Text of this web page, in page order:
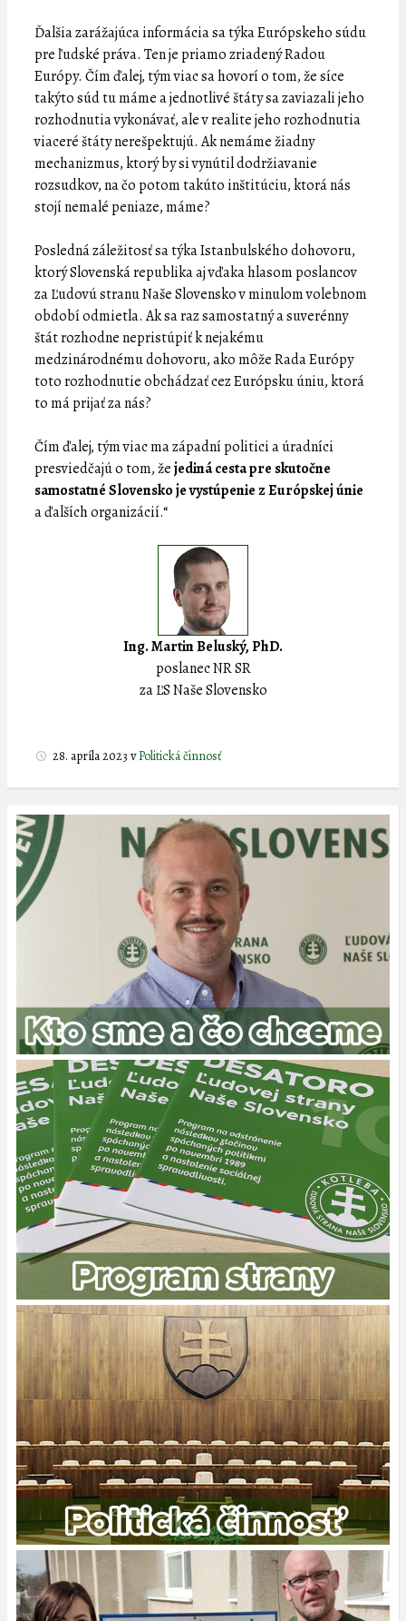
Ďalšia zarážajúca informácia sa týka Európskeho súdu
pre ľudské práva. Ten je priamo zriadený Radou
Európy. Čím ďalej, tým viac sa hovorí o tom, že síce
takýto súd tu máme a jednotlivé štáty sa zaviazali jeho
rozhodnutia vykonávať, ale v realite jeho rozhodnutia
viaceré štáty nerešpektujú. Ak nemáme žiadny
mechanizmus, ktorý by si vynútil dodržiavanie
rozsudkov, na čo potom takúto inštitúciu, ktorá nás
stojí nemalé peniaze, máme?
Posledná záležitosť sa týka Istanbulského dohovoru,
ktorý Slovenská republika aj vďaka hlasom poslancov
za Ľudovú stranu Naše Slovensko v minulom volebnom
období odmietla. Ak sa raz samostatný a suverénny
štát rozhodne nepristúpiť k nejakému
medzinárodnému dohovoru, ako môže Rada Európy
toto rozhodnutie obchádzať cez Európsku úniu, ktorá
to má prijať za nás?
Čím ďalej, tým viac ma západní politici a úradníci
presviedčajú o tom, žejediná cesta pre skutočne
samostatné Slovensko je vystúpenie z Európskej únie
a ďalších organizácií.“
Ing. Martin Beluský, PhD.
poslanec NR SR
za ĽS Naše Slovensko
28. apríla 2023 vPolitická činnosť